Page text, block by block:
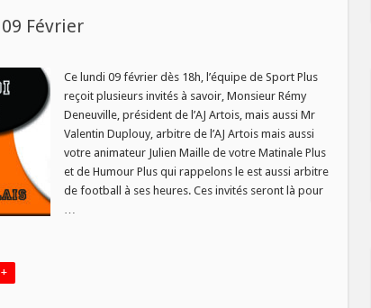
Février
Ce lundi 09 février dès 18h, l’équipe de Sport Plus
reçoit plusieurs invités à savoir, Monsieur Rémy
Deneuville, président de l’AJ Artois, mais aussi Mr
Valentin Duplouy, arbitre de l’AJ Artois mais aussi
votre animateur Julien Maille de votre Matinale Plus
et de Humour Plus qui rappelons le est aussi arbitre
de football à ses heures. Ces invités seront là pour